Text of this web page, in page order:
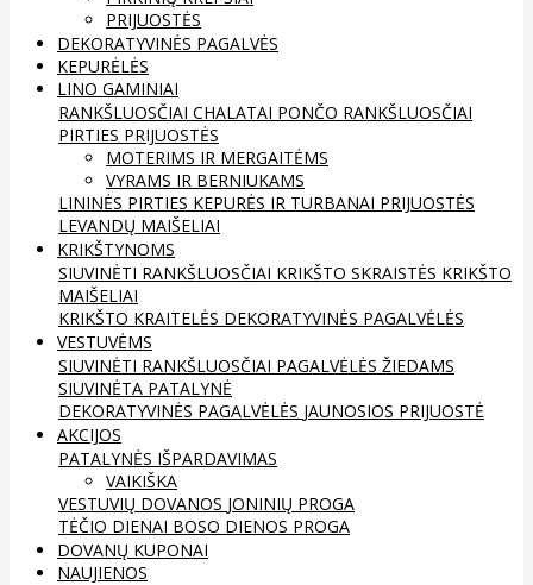
PRIJUOSTĖS
DEKORATYVINĖS PAGALVĖS
KEPURĖLĖS
LINO GAMINIAI
RANKŠLUOSČIAI CHALATAI PONČO RANKŠLUOSČIAI
PIRTIES PRIJUOSTĖS
MOTERIMS IR MERGAITĖMS
VYRAMS IR BERNIUKAMS
LININĖS PIRTIES KEPURĖS IR TURBANAI PRIJUOSTĖS
LEVANDŲ MAIŠELIAI
KRIKŠTYNOMS
SIUVINĖTI RANKŠLUOSČIAI KRIKŠTO SKRAISTĖS KRIKŠTO
MAIŠELIAI
KRIKŠTO KRAITELĖS DEKORATYVINĖS PAGALVĖLĖS
VESTUVĖMS
SIUVINĖTI RANKŠLUOSČIAI PAGALVĖLĖS ŽIEDAMS
SIUVINĖTA PATALYNĖ
DEKORATYVINĖS PAGALVĖLĖS JAUNOSIOS PRIJUOSTĖ
AKCIJOS
PATALYNĖS IŠPARDAVIMAS
VAIKIŠKA
VESTUVIŲ DOVANOS JONINIŲ PROGA
TĖČIO DIENAI BOSO DIENOS PROGA
DOVANŲ KUPONAI
NAUJIENOS